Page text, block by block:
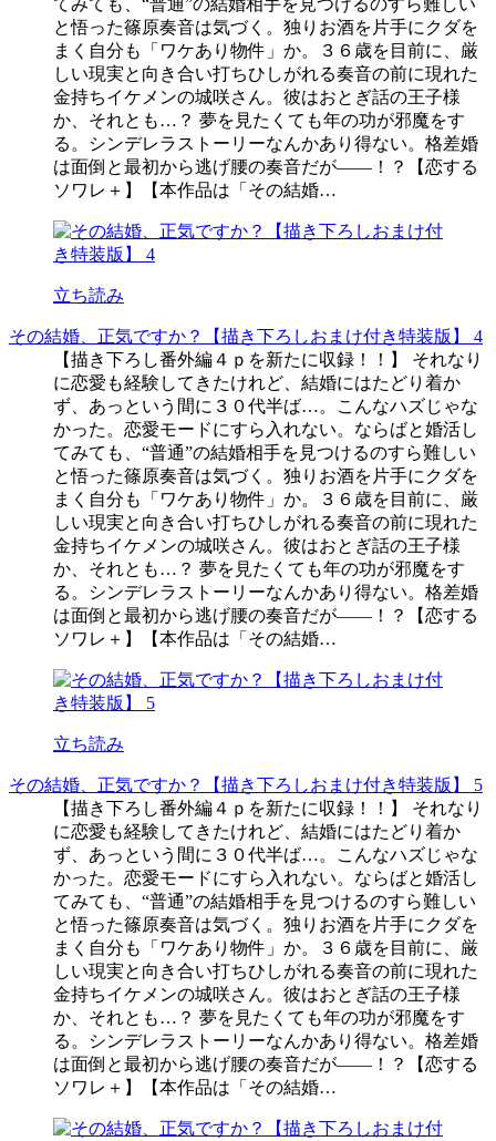
と悟った篠原奏音は気づく。独りお酒を片手にクダを
まく自分も「ワケあり物件」か。３６歳を目前に、厳
しい現実と向き合い打ちひしがれる奏音の前に現れた
金持ちイケメンの城咲さん。彼はおとぎ話の王子様
か、それとも…？ 夢を見たくても年の功が邪魔をす
る。シンデレラストーリーなんかあり得ない。格差婚
は面倒と最初から逃げ腰の奏音だが――！？【恋する
ソワレ＋】【本作品は「その結婚…
立ち読み
その結婚、正気ですか？【描き下ろしおまけ付き特装版】 4
【描き下ろし番外編４ｐを新たに収録！！】 それなり
に恋愛も経験してきたけれど、結婚にはたどり着か
ず、あっという間に３０代半ば…。こんなハズじゃな
かった。恋愛モードにすら入れない。ならばと婚活し
てみても、“普通”の結婚相手を見つけるのすら難しい
と悟った篠原奏音は気づく。独りお酒を片手にクダを
まく自分も「ワケあり物件」か。３６歳を目前に、厳
しい現実と向き合い打ちひしがれる奏音の前に現れた
金持ちイケメンの城咲さん。彼はおとぎ話の王子様
か、それとも…？ 夢を見たくても年の功が邪魔をす
る。シンデレラストーリーなんかあり得ない。格差婚
は面倒と最初から逃げ腰の奏音だが――！？【恋する
ソワレ＋】【本作品は「その結婚…
立ち読み
その結婚、正気ですか？【描き下ろしおまけ付き特装版】 5
【描き下ろし番外編４ｐを新たに収録！！】 それなり
に恋愛も経験してきたけれど、結婚にはたどり着か
ず、あっという間に３０代半ば…。こんなハズじゃな
かった。恋愛モードにすら入れない。ならばと婚活し
てみても、“普通”の結婚相手を見つけるのすら難しい
と悟った篠原奏音は気づく。独りお酒を片手にクダを
まく自分も「ワケあり物件」か。３６歳を目前に、厳
しい現実と向き合い打ちひしがれる奏音の前に現れた
金持ちイケメンの城咲さん。彼はおとぎ話の王子様
か、それとも…？ 夢を見たくても年の功が邪魔をす
る。シンデレラストーリーなんかあり得ない。格差婚
は面倒と最初から逃げ腰の奏音だが――！？【恋する
ソワレ＋】【本作品は「その結婚…